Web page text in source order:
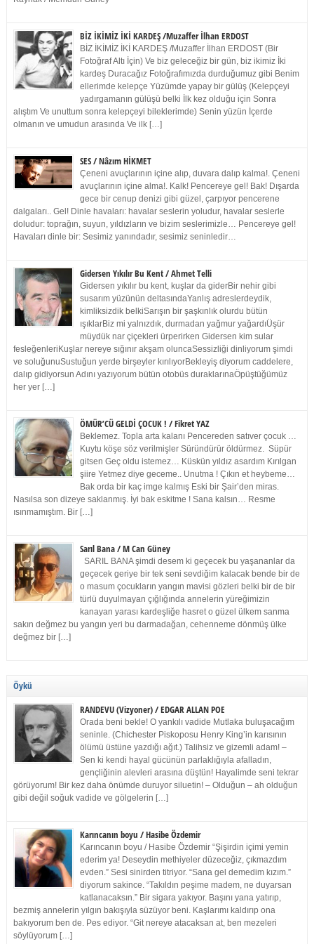
BİZ İKİMİZ İKİ KARDEŞ /Muzaffer İlhan ERDOST
BİZ İKİMİZ İKİ KARDEŞ /Muzaffer İlhan ERDOST (Bir
Fotoğraf Altı İçin) Ve biz geleceğiz bir gün, biz ikimiz İki
kardeş Duracağız Fotoğrafımızda durduğumuz gibi Benim
ellerimde kelepçe Yüzümde yapay bir gülüş (Kelepçeyi
yadırgamanın gülüşü belki İlk kez olduğu için Sonra
alıştım Ve unuttum sonra kelepçeyi bileklerimde) Senin yüzün İçerde
olmanın ve umudun arasında Ve ilk […]
SES / Nâzım HİKMET
Çeneni avuçlarının içine alıp, duvara dalıp kalma!. Çeneni
avuçlarının içine alma!. Kalk! Pencereye gel! Bak! Dışarda
gece bir cenup denizi gibi güzel, çarpıyor pencerene
dalgaları.. Gel! Dinle havaları: havalar seslerin yoludur, havalar seslerle
doludur: toprağın, suyun, yıldızların ve bizim seslerimizle… Pencereye gel!
Havaları dinle bir: Sesimiz yanındadır, sesimiz seninledir…
Gidersen Yıkılır Bu Kent / Ahmet Telli
Gidersen yıkılır bu kent, kuşlar da giderBir nehir gibi
susarım yüzünün deltasındaYanlış adreslerdeydik,
kimliksizdik belkiSarışın bir şaşkınlık olurdu bütün
ışıklarBiz mi yalnızdık, durmadan yağmur yağardıÜşür
müydük nar çiçekleri ürperirken Gidersen kim sular
fesleğenleriKuşlar nereye sığınır akşam oluncaSessizliği dinliyorum şimdi
ve soluğunuSustuğun yerde birşeyler kırılıyorBekleyiş diyorum caddelere,
dalıp gidiyorsun Adını yazıyorum bütün otobüs duraklarınaÖpüştüğümüz
her yer […]
ÖMÜR’CÜ GELDİ ÇOCUK ! / Fikret YAZ
Beklemez. Topla arta kalanı Pencereden satıver çocuk …
Kuytu köşe söz verilmişler Süründürür öldürmez. Süpür
gitsen Geç oldu istemez… Küskün yıldız asardım Kırılgan
şiire Yetmez diye geceme.. Unutma ! Çıkın et heybeme…
Bak orda bir kaç imge kalmış Eski bir Şair’den miras.
Nasılsa son dizeye saklanmış. İyi bak eskitme ! Sana kalsın… Resme
ısınmamıştım. Bir […]
Sarıl Bana / M Can Güney
SARIL BANA şimdi desem ki geçecek bu yaşananlar da
geçecek geriye bir tek seni sevdiğim kalacak bende bir de
o masum çocukların yangın mavisi gözleri belki bir de bir
türlü duyulmayan çığlığında annelerin yüreğimizin
kanayan yarası kardeşliğe hasret o güzel ülkem sanma
sakın değmez bu yangın yeri bu darmadağan, cehenneme dönmüş ülke
değmez bir […]
Öykü
RANDEVU (Vizyoner) / EDGAR ALLAN POE
Orada beni bekle! O yankılı vadide Mutlaka buluşacağım
seninle. (Chichester Piskoposu Henry King’in karısının
ölümü üstüne yazdığı ağıt.) Talihsiz ve gizemli adam! –
Sen ki kendi hayal gücünün parlaklığıyla afalladın,
gençliğinin alevleri arasına düştün! Hayalimde seni tekrar
görüyorum! Bir kez daha önümde duruyor siluetin! – Olduğun – ah olduğun
gibi değil soğuk vadide ve gölgelerin […]
Karıncanın boyu / Hasibe Özdemir
Karıncanın boyu / Hasibe Özdemir “Şişirdin içimi yemin
ederim ya! Deseydin methiyeler düzeceğiz, çıkmazdım
evden.” Sesi sinirden titriyor. “Sana gel demedim kızım.”
diyorum sakince. “Takıldın peşime madem, ne duyarsan
katlanacaksın.” Bir sigara yakıyor. Başını yana yatırıp,
bezmiş annelerin yılgın bakışıyla süzüyor beni. Kaşlarımı kaldırıp ona
bakıyorum ben de. Pes ediyor. “Git nereye atacaksan at, ben mezeleri
söylüyorum […]